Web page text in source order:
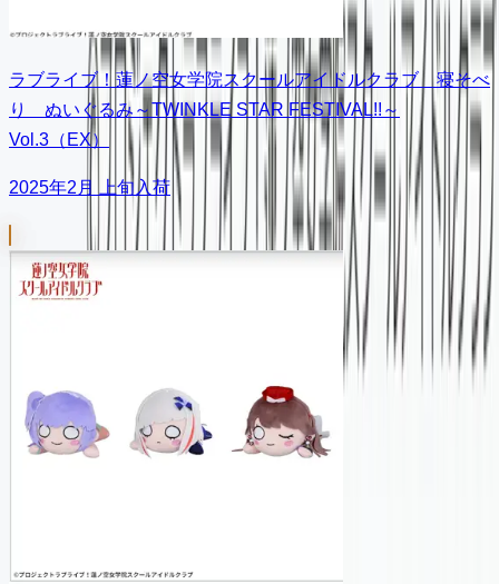
ラブライブ！蓮ノ空女学院スクールアイドルクラブ 寝そべ
り ぬいぐるみ～TWINKLE STAR FESTIVAL!!～
Vol.3（EX）
2025年2月 上旬入荷